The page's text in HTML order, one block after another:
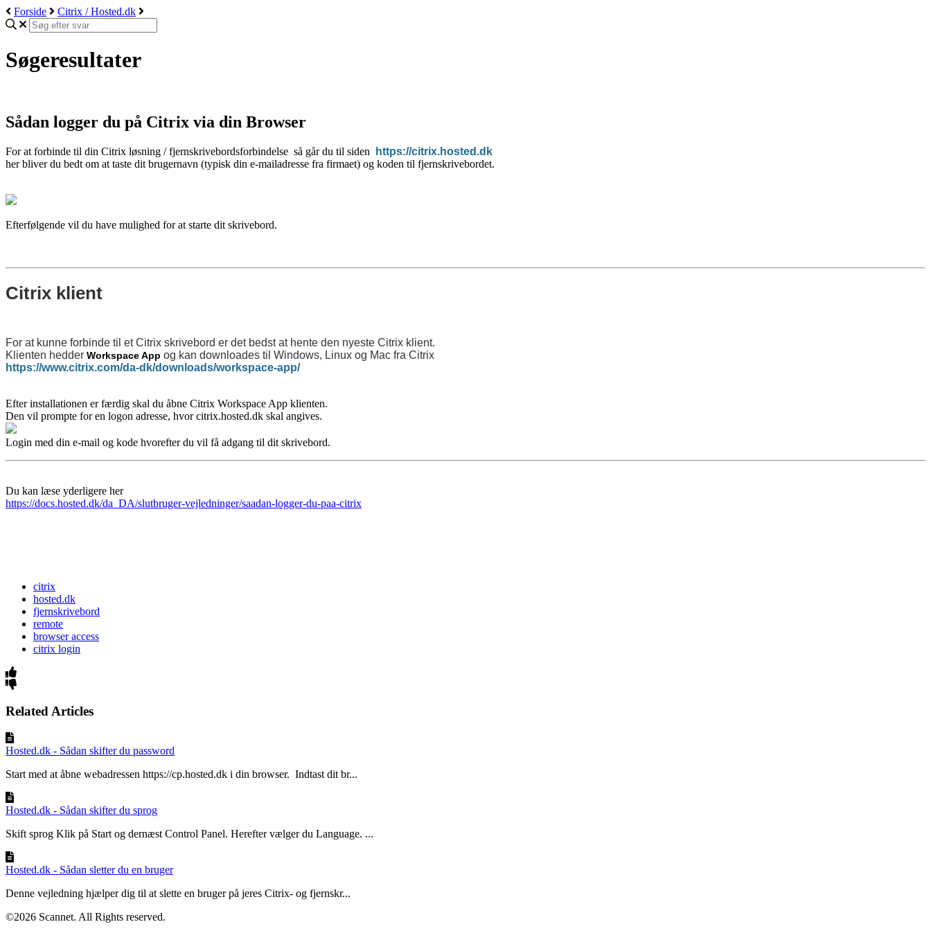
Forside Citrix / Hosted.dk
Søgeresultater
Sådan logger du på Citrix via din Browser
For at forbinde til din Citrix løsning /fjernskrivebordsforbindelse så går du til siden
https://citrix.hosted.dk
her bliver du bedt om at taste dit brugernavn (typisk din e-mailadresse fra firmaet) og koden til fjernskrivebordet.
Efterfølgende vil du have mulighed for at starte dit skrivebord.
Citrix klient
For at kunne forbinde til et Citrix skrivebord er det bedst at hente den nyeste Citrix klient.
Klienten hedder Workspace App og kan downloades til Windows, Linux og Mac fra Citrix
https://www.citrix.com/da-dk/downloads/workspace-app/
Efter installationen er færdig skal du åbne Citrix Workspace App klienten.
Den vil prompte for en logon adresse, hvor citrix.hosted.dk skal angives.
Login med din e-mail og kode hvorefter du vil få adgang til dit skrivebord.
Du kan læse yderligere her
https://docs.hosted.dk/da_DA/slutbruger-vejledninger/saadan-logger-du-paa-citrix
citrix
hosted.dk
fjernskrivebord
remote
browser access
citrix login
Related Articles
Hosted.dk - Sådan skifter du password
Start med at åbne webadressen https://cp.hosted.dk i din browser. Indtast dit br...
Hosted.dk - Sådan skifter du sprog
Skift sprog Klik på Start og dernæst Control Panel. Herefter vælger du Language. ...
Hosted.dk - Sådan sletter du en bruger
Denne vejledning hjælper dig til at slette en bruger på jeres Citrix- og fjernskr...
©2026 Scannet. All Rights reserved.